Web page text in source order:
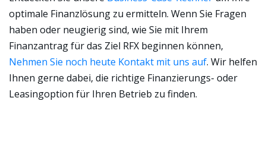
optimale Finanzlösung zu ermitteln. Wenn Sie Fragen
haben oder neugierig sind, wie Sie mit Ihrem
Finanzantrag für das Ziel RFX beginnen können,
Nehmen Sie noch heute Kontakt mit uns auf. Wir helfen
Ihnen gerne dabei, die richtige Finanzierungs- oder
Leasingoption für Ihren Betrieb zu finden.